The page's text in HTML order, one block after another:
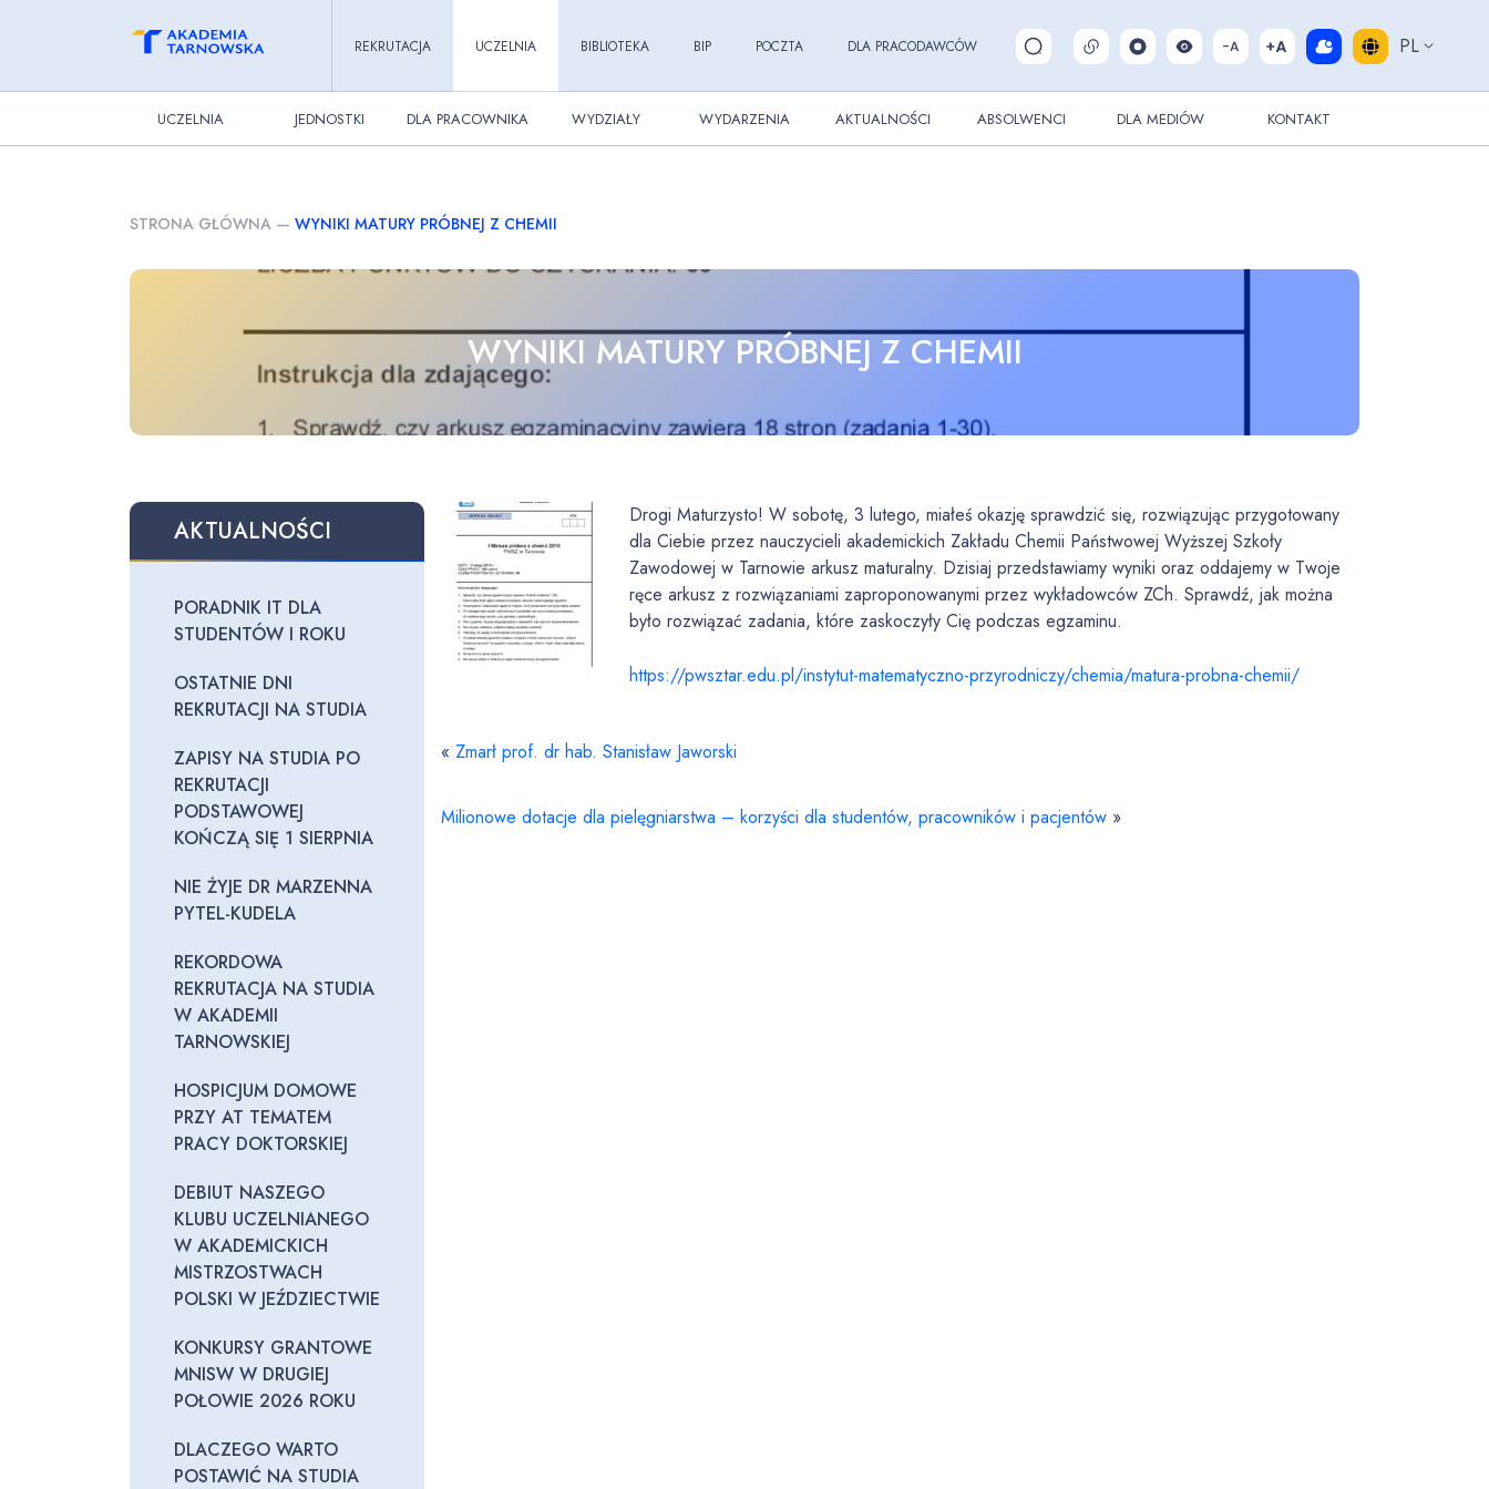
REKRUTACJA UCZELNIA BIBLIOTEKA BIP POCZTA DLA PRACODAWCÓW Pokaż/ukryj wyszukiwarkę PL
UCZELNIA JEDNOSTKI DLA PRACOWNIKA WYDZIAŁY WYDARZENIA AKTUALNOŚCI ABSOLWENCI DLA MEDIÓW KONTAKT
STRONA GŁÓWNA — WYNIKI MATURY PRÓBNEJ Z CHEMII
WYNIKI MATURY PRÓBNEJ Z CHEMII
AKTUALNOŚCI
PORADNIK IT DLA
STUDENTÓW I ROKU
OSTATNIE DNI
REKRUTACJI NA STUDIA
ZAPISY NA STUDIA PO
REKRUTACJI
PODSTAWOWEJ
KOŃCZĄ SIĘ 1 SIERPNIA
NIE ŻYJE DR MARZENNA
PYTEL-KUDELA
REKORDOWA
REKRUTACJA NA STUDIA
W AKADEMII
TARNOWSKIEJ
HOSPICJUM DOMOWE
PRZY AT TEMATEM
PRACY DOKTORSKIEJ
DEBIUT NASZEGO
KLUBU UCZELNIANEGO
W AKADEMICKICH
MISTRZOSTWACH
POLSKI W JEŹDZIECTWIE
KONKURSY GRANTOWE
MNISW W DRUGIEJ
POŁOWIE 2026 ROKU
DLACZEGO WARTO
POSTAWIĆ NA STUDIA
Drogi Maturzysto! W sobotę, 3 lutego, miałeś okazję sprawdzić się, rozwiązując przygotowany
dla Ciebie przez nauczycieli akademickich Zakładu Chemii Państwowej Wyższej Szkoły
Zawodowej w Tarnowie arkusz maturalny. Dzisiaj przedstawiamy wyniki oraz oddajemy w Twoje
ręce arkusz z rozwiązaniami zaproponowanymi przez wykładowców ZCh. Sprawdź, jak można
było rozwiązać zadania, które zaskoczyły Cię podczas egzaminu.
https://pwsztar.edu.pl/instytut-matematyczno-przyrodniczy/chemia/matura-probna-chemii/
«Zmarł prof. dr hab. Stanisław Jaworski
Milionowe dotacje dla pielęgniarstwa – korzyści dla studentów, pracowników i pacjentów »